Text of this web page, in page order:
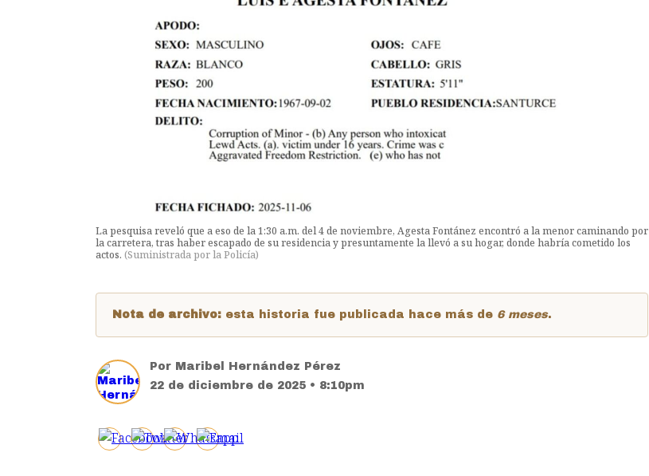
La pesquisa reveló que a eso de la 1:30 a.m. del 4 de noviembre, Agesta Fontánez encontró a la menor caminando por
la carretera, tras haber escapado de su residencia y presuntamente la llevó a su hogar, donde habría cometido los
actos. (Suministrada por la Policía)
Nota de archivo: esta historia fue publicada hace más de 6 meses.
Por Maribel Hernández Pérez
22 de diciembre de 2025 • 8:10pm